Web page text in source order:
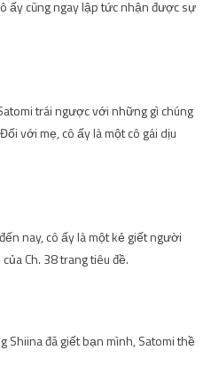
ấy cũng ngay lập tức nhận được sự
trái ngược với những gì chúng
với mẹ, cô ấy là một cô gái dịu
nay, cô ấy là một kẻ giết người
Ch. 38 trang tiêu đề.
Shiina đã giết bạn mình, Satomi thề